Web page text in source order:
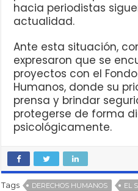
hacia periodistas
actualidad.
Ante esta situación,
expresaron que se
proyectos con el
Humanos, donde su
prensa y brindar
protegerse de forma
psicológicamente.
Tags DERECHOS HUMANOS
EL